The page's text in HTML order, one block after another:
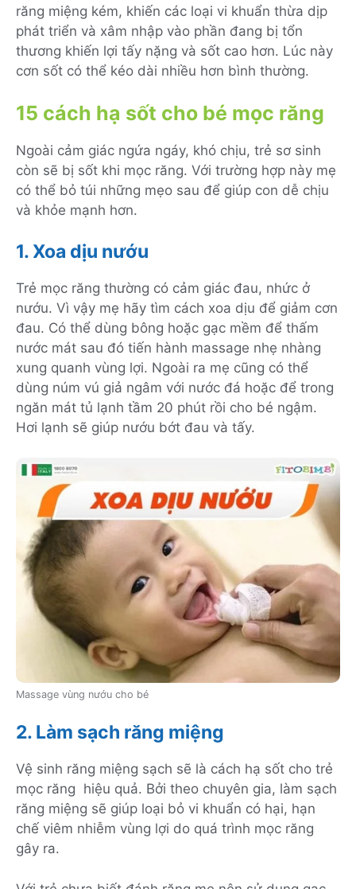
răng miệng kém, khiến các loại vi khuẩn thừa dịp
phát triển và xâm nhập vào phần đang bị tổn
thương khiến lợi tấy nặng và sốt cao hơn. Lúc này
cơn sốt có thể kéo dài nhiều hơn bình thường.
15 cách hạ sốt cho bé mọc răng
Ngoài cảm giác ngứa ngáy, khó chịu, trẻ sơ sinh
còn sẽ bị sốt khi mọc răng. Với trường hợp này mẹ
có thể bỏ túi những mẹo sau để giúp con dễ chịu
và khỏe mạnh hơn.
1. Xoa dịu nướu
Trẻ mọc răng thường có cảm giác đau, nhức ở
nướu. Vì vậy mẹ hãy tìm cách xoa dịu để giảm cơn
đau. Có thể dùng bông hoặc gạc mềm để thấm
nước mát sau đó tiến hành massage nhẹ nhàng
xung quanh vùng lợi. Ngoài ra mẹ cũng có thể
dùng núm vú giả ngâm với nước đá hoặc để trong
ngăn mát tủ lạnh tầm 20 phút rồi cho bé ngậm.
Hơi lạnh sẽ giúp nướu bớt đau và tấy.
Massage vùng nướu cho bé
2. Làm sạch răng miệng
Vệ sinh răng miệng sạch sẽ là cách hạ sốt cho trẻ
mọc răng hiệu quả. Bởi theo chuyên gia, làm sạch
răng miệng sẽ giúp loại bỏ vi khuẩn có hại, hạn
chế viêm nhiễm vùng lợi do quá trình mọc răng
gây ra.